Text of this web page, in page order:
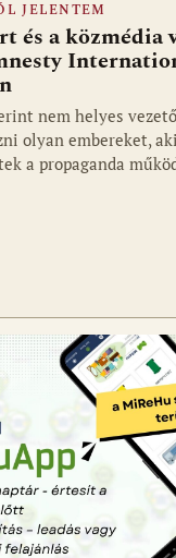
JELENTEM
és a közmédia
nem helyes
olyan embereket,
a propaganda